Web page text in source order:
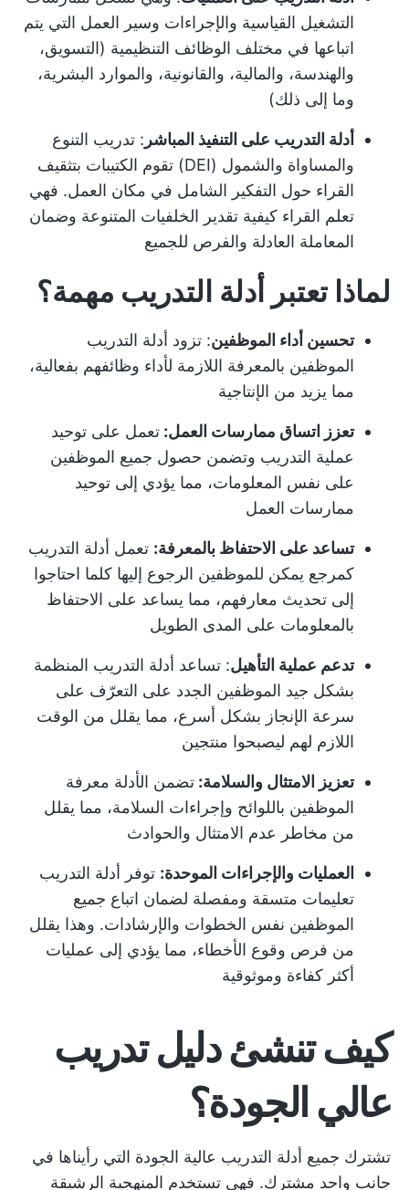
التشغيل القياسية والإجراءات وسير العمل التي يتم
اتباعها في مختلف الوظائف التنظيمية (التسويق،
والهندسة، والمالية، والقانونية، والموارد البشرية،
وما إلى ذلك)
أدلة التدريب على التنفيذ المباشر : تدريب التنوع
والمساواة والشمول (DEI)
تقوم الكتيبات بتثقيف
القراء حول التفكير الشامل في مكان العمل. فهي
تعلم القراء كيفية تقدير الخلفيات المتنوعة وضمان
المعاملة العادلة والفرص للجميع
لماذا تعتبر أدلة التدريب مهمة؟
تحسين أداء الموظفين: تزود أدلة التدريب
الموظفين بالمعرفة اللازمة لأداء وظائفهم بفعالية،
مما يزيد من الإنتاجية
تعزز اتساق ممارسات العمل: تعمل على توحيد
عملية التدريب وتضمن حصول جميع الموظفين
على نفس المعلومات، مما يؤدي إلى توحيد
ممارسات العمل
تساعد على الاحتفاظ بالمعرفة: تعمل أدلة التدريب
كمرجع يمكن للموظفين الرجوع إليها كلما احتاجوا
إلى تحديث معارفهم، مما يساعد على الاحتفاظ
بالمعلومات على المدى الطويل
تدعم عملية التأهيل: تساعد أدلة التدريب المنظمة
بشكل جيد الموظفين الجدد على التعرّف على
سرعة الإنجاز بشكل أسرع، مما يقلل من الوقت
اللازم لهم ليصبحوا منتجين
تعزيز الامتثال والسلامة: تضمن الأدلة معرفة
الموظفين باللوائح وإجراءات السلامة، مما يقلل
من مخاطر عدم الامتثال والحوادث
العمليات والإجراءات الموحدة: توفر أدلة التدريب
تعليمات متسقة ومفصلة لضمان اتباع جميع
الموظفين نفس الخطوات والإرشادات. وهذا يقلل
من فرص وقوع الأخطاء، مما يؤدي إلى عمليات
أكثر كفاءة وموثوقية
كيف تنشئ دليل تدريب
عالي الجودة؟
تشترك جميع أدلة التدريب عالية الجودة التي رأيناها في
جانب واحد مشترك. فهي تستخدم المنهجية الرشيقة